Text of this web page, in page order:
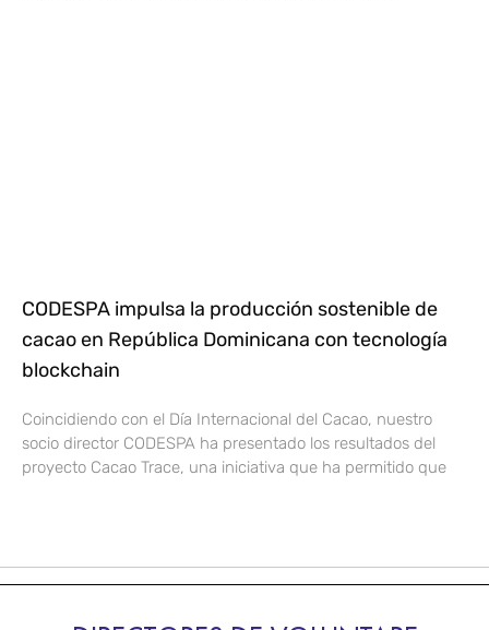
CODESPA impulsa la producción sostenible de
cacao en República Dominicana con tecnología
blockchain
Coincidiendo con el Día Internacional del Cacao, nuestro
socio director CODESPA ha presentado los resultados del
proyecto Cacao Trace, una iniciativa que ha permitido que